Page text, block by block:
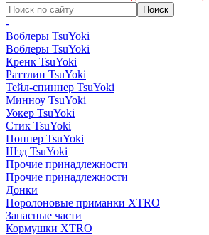
-
Воблеры TsuYoki
Воблеры TsuYoki
Кренк TsuYoki
Раттлин TsuYoki
Тейл-спиннер TsuYoki
Минноу TsuYoki
Уокер TsuYoki
Стик TsuYoki
Поппер TsuYoki
Шэд TsuYoki
Прочие принадлежности
Прочие принадлежности
Донки
Поролоновые приманки XTRO
Запасные части
Кормушки XTRO